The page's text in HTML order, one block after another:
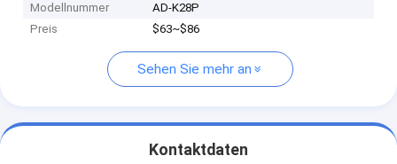
Modellnummer
AD-K28P
Preis
$63~$86
Sehen Sie mehr an
Kontaktdaten